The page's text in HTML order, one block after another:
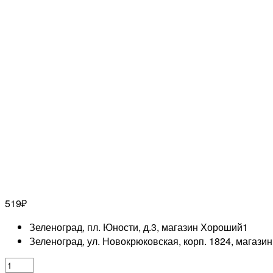
519₽
Зеленоград, пл. Юности, д.3, магазин Хороший1
Зеленоград, ул. Новокрюковская, корп. 1824,
Количество